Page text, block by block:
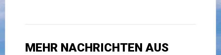
MEHR NACHRICHTEN AUS